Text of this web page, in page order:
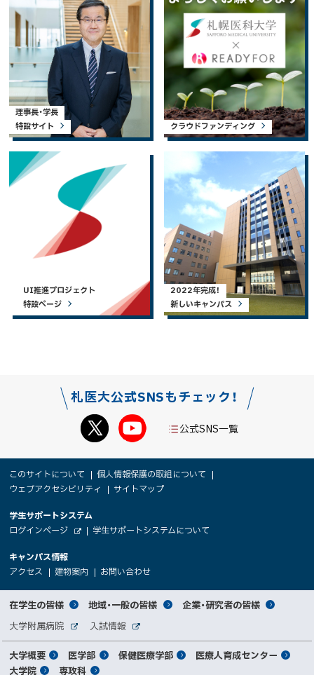
理事長・学長
特設サイト
クラウドファンディング
UI推進プロジェクト
特設ページ
2022年完成！
新しいキャンパス
札医大公式SNSもチェック！
公式SNS一覧
サ
ト
報
このサイトについて
個人情報保護の取組について
ウェブアクセシビリティ
サイトマップ
大
学
関
者
向
け
学生サポートシステム
ログインページ
イ
ト
（
新
ィ
ド
ウ
で
開
き
ま
す
学生サポートシステムについて
キャンパス情報
アクセス
（
新
規
ウ
ィ
ン
ド
ウ
で
建物案内
（
新
規
ウ
ィ
ン
ド
ウ
で
お問い合わせ
規
ウ
ィ
ウ
で
サ
イ
ト
対
象
者
別
在学生の皆様 地域・一般の皆様 企業・研究者の皆様
関
連
サ
大学附属病院
サ
イ
入試情報
サ
メ
大学概要 医学部 保健医療学部
医療人育成センター
大学院
専攻科